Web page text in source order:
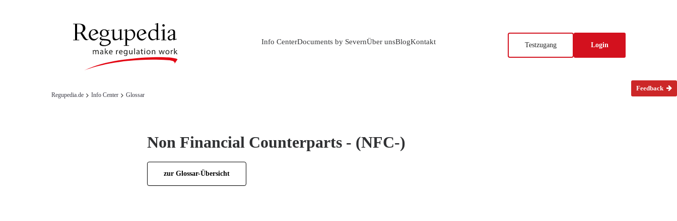
Testzugang Login
Info CenterDocuments by SevernÜber unsBlogKontakt
Regupedia.de Info Center Glossar
Feedback
Non Financial Counterparts - (NFC-)
zur Glossar-Übersicht